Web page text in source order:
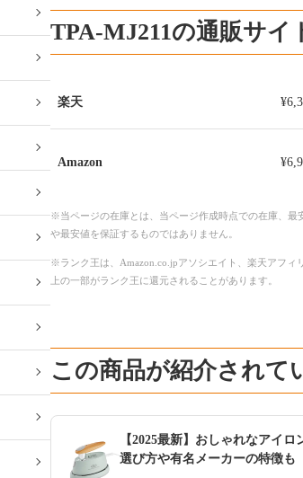
TPA-MJ211の通販サイ
楽天
Amazon
※当ページの在庫とは、当ページ作成時点での在庫、
や最安値を保証するものではありません。
※ランク王は、Amazon.co.jpアソシエイト、楽天アフィ
上の一部がランク王に還元されることがあります。
この商品が紹介されて
【2025最新】おしゃれなアイロ
選び方や有名メーカーの特徴も